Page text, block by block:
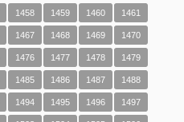
1458 1459 1460 1461
1467 1468 1469 1470
1476 1477 1478 1479
1485 1486 1487 1488
1494 1495 1496 1497